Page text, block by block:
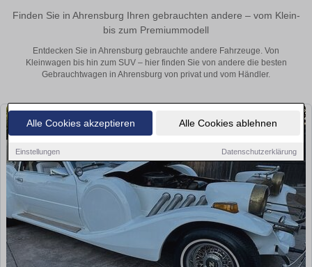
Alle Cookies akzeptieren Alle Cookies ablehnen
Einstellungen Datenschutzerklärung
Finden Sie in Ahrensburg Ihren gebrauchten andere – vom Klein-
bis zum Premiummodell
Entdecken Sie in Ahrensburg gebrauchte andere Fahrzeuge. Von
Kleinwagen bis hin zum SUV – hier finden Sie von andere die besten
Gebrauchtwagen in Ahrensburg von privat und vom Händler.